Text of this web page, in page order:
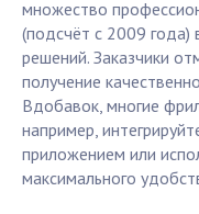
множество
(подсчёт с 2009 года)
решений. Заказчики
получение
Вдобавок, многие
например,
приложением или
максимального